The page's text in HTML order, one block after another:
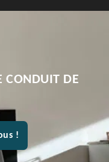
CONDUIT DE
!